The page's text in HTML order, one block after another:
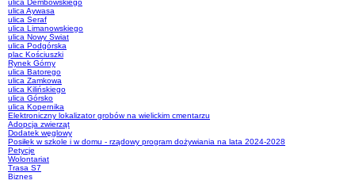
ulica Dembowskiego
ulica Aywasa
ulica Seraf
ulica Limanowskiego
ulica Nowy Świat
ulica Podgórska
plac Kościuszki
Rynek Górny
ulica Batorego
ulica Zamkowa
ulica Kilińskiego
ulica Górsko
ulica Kopernika
Elektroniczny lokalizator grobów na wielickim cmentarzu
Adopcja zwierząt
Dodatek węglowy
Posiłek w szkole i w domu - rządowy program dożywiania na lata 2024-2028
Petycje
Wolontariat
Trasa S7
Biznes